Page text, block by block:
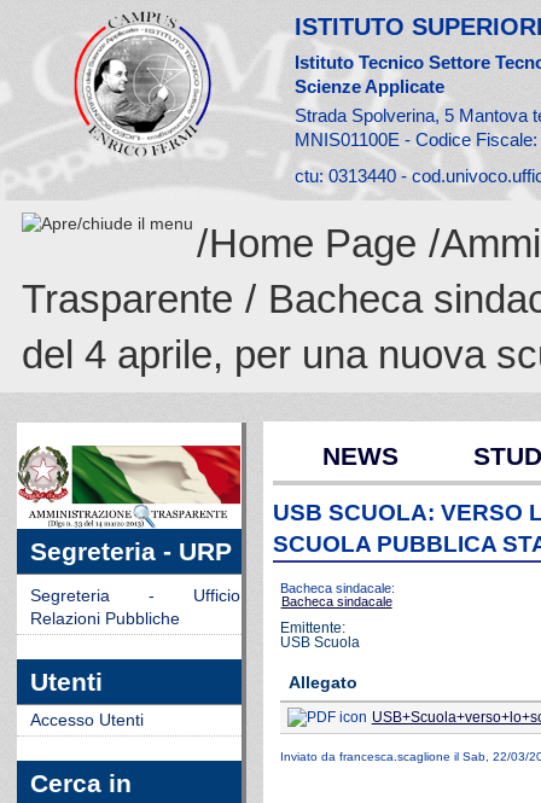
ISTITUTO
Istituto Tecnico Settore
Scienze Applicate
Strada Spolverina, 5 Mantova
MNIS01100E - Codice
ctu: 0313440 -
/Home Page /
Trasparente / Bacheca
del 4 aprile, per una nuova
Segreteria - URP
Segreteria - Ufficio
Relazioni Pubbliche
Utenti
Accesso Utenti
Cerca in
NEWS
USB SCUOLA: VERSO
SCUOLA PUBBLICA
Bacheca sindacale:
Bacheca sindacale
Emittente:
USB Scuola
Allegato
Inviato da francesca.scaglione il Sab, 22/03/